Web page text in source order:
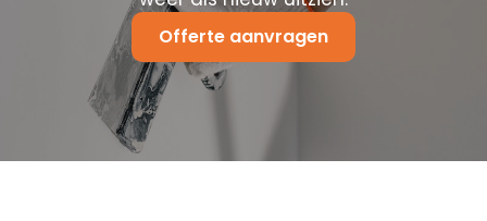
Offerte aanvragen